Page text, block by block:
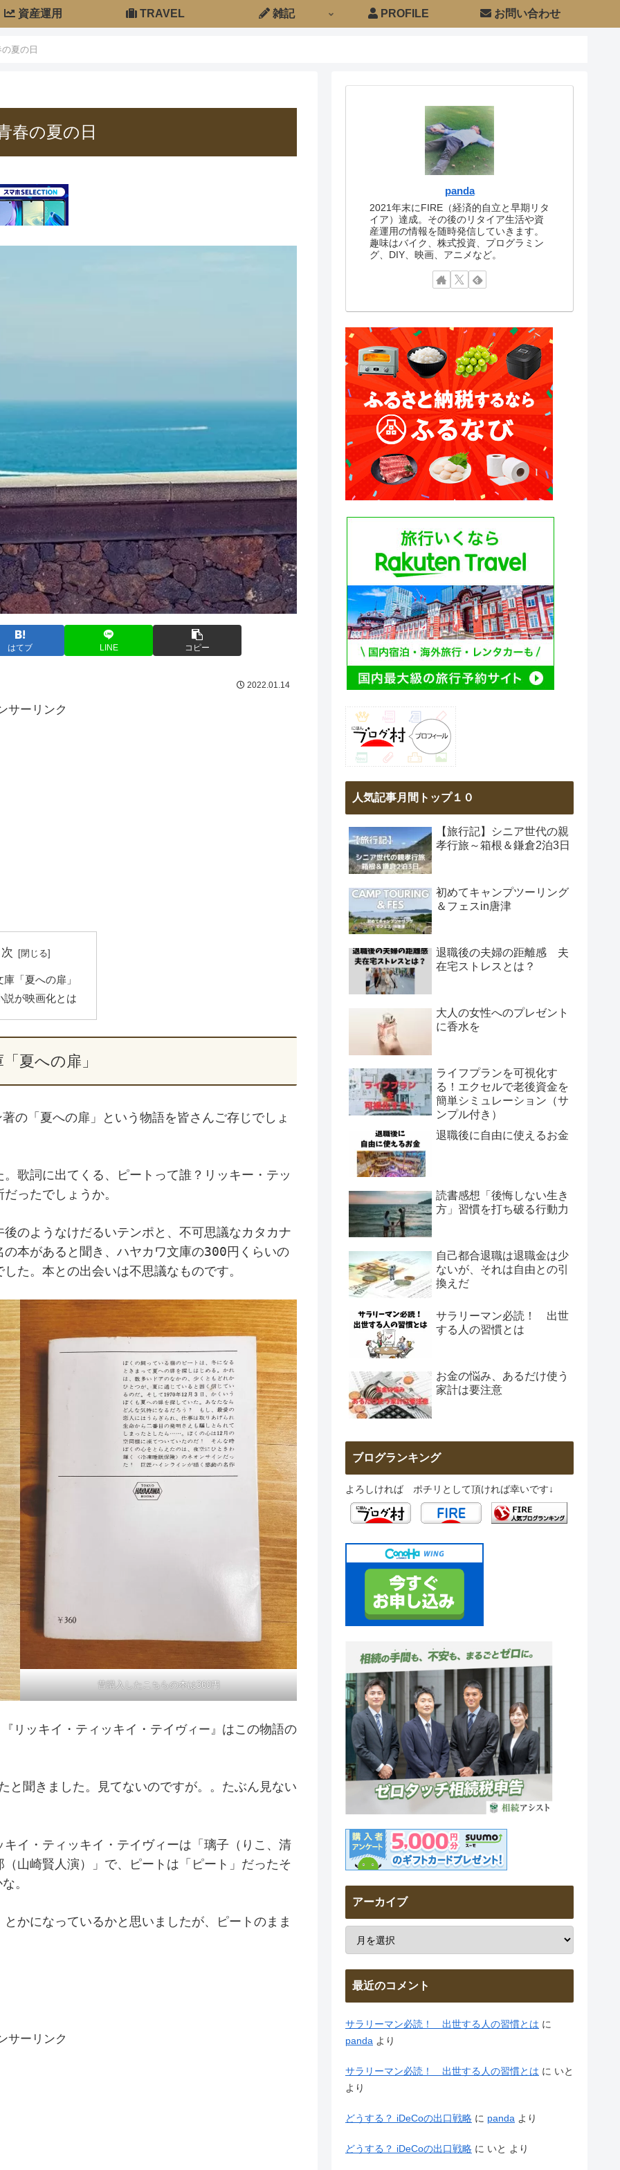
資産運用 TRAVEL 雑記 PROFILE お問い合わせ
夏の日
春の夏の日
はてブ LINE コピー
2022.01.14
サーリンク
庫「夏への扉」
説が映画化とは
夏への扉」
著の「夏への扉」という物語を皆さんご存じでしょ
歌詞に出てくる、 ピートって誰？リッキー・テッ
ったでしょうか。
のようなけだるいテンポと、不可思議なカタカナ
本があると聞き、 ハヤカワ文庫の300円くらいの
た。本との出会いは不思議なものです。
昔購入したこちらの本は360円
リ ッキイ・ティッキイ・テイ ヴィー』 はこの物語の
と聞きました。見てないのですが。。たぶん見ない
キイ・ティッキイ・テイ ヴィーは「璃子（りこ、清
山崎賢人演）」で、ピートは「ピート」だったそ
。
かになっているかと思いましたが、ピートのまま
サーリンク
panda
2021年末にFIRE（経済的自立と早期リタ
イア）達成。その後のリタイア生活や資
産運用の情報を随時発信していきます。
趣味はバイク、株式投資、プログラミン
グ、DIY、映画、アニメなど。
人気記事月間トップ１０
【旅行記】シニア世代の親
孝行旅～箱根＆鎌倉2泊3日
初めてキャンプツーリング
＆フェスin唐津
退職後の夫婦の距離感 夫
在宅ストレスとは？
大人の女性へのプレゼント
に香水を
ライフプランを可視化す
る！エクセルで老後資金を
簡単シミュレーション（サ
ンプル付き）
退職後に自由に使えるお金
読書感想「後悔しない生き
方」習慣を打ち破る行動力
自己都合退職は退職金は少
ないが、それは自由との引
換えだ
サラリーマン必読！ 出世
する人の習慣とは
お金の悩み、あるだけ使う
家計は要注意
ブログランキング
よろしければ ポチリとして頂ければ幸いです↓
アーカイブ
最近のコメント
サラリーマン必読！ 出世する人の習慣とは に
panda より
サラリーマン必読！ 出世する人の習慣とは に いと
より
どうする？ iDeCoの出口戦略 に panda より
どうする？ iDeCoの出口戦略 に いと より